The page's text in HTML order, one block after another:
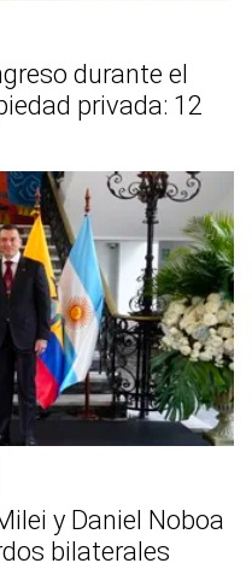
durante el
privada: 12
y Daniel Noboa
bilaterales